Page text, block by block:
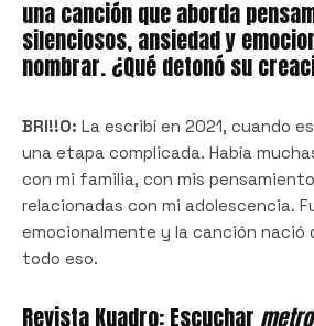
una canción que aborda
silenciosos, ansiedad y
nombrar. ¿Qué detonó su
BRI!!O: La escribí en 2021, cuando
una etapa complicada. Había
con mi familia, con mis
relacionadas con mi adolescencia.
emocionalmente y la canción nació
todo eso.
Revista Kuadro: Escuchar